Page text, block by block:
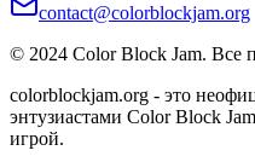
contact@colorblockjam.org
© 2024 Color Block Jam. Все
colorblockjam.org - это
энтузиастами Color Block
игрой.